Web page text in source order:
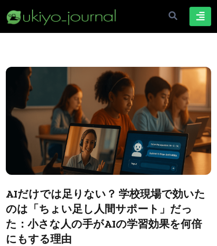
AIだけでは足りない？ 学校現場で効いた
のは「ちょい足し人間サポート」だっ
た：小さな人の手がAIの学習効果を何倍
にもする理由